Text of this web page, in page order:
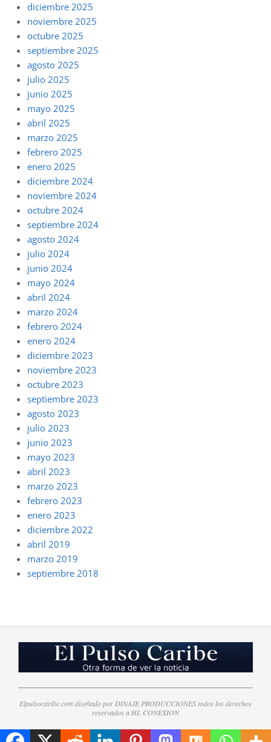
diciembre 2025
noviembre 2025
octubre 2025
septiembre 2025
agosto 2025
julio 2025
junio 2025
mayo 2025
abril 2025
marzo 2025
febrero 2025
enero 2025
diciembre 2024
noviembre 2024
octubre 2024
septiembre 2024
agosto 2024
julio 2024
junio 2024
mayo 2024
abril 2024
marzo 2024
febrero 2024
enero 2024
diciembre 2023
noviembre 2023
octubre 2023
septiembre 2023
agosto 2023
julio 2023
junio 2023
mayo 2023
abril 2023
marzo 2023
febrero 2023
enero 2023
diciembre 2022
abril 2019
marzo 2019
septiembre 2018
Elpulsocaribe.com diseñado por DINAJE PRODUCCIONES todos los derechos
reservados a HL CONEXION